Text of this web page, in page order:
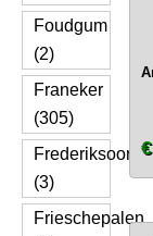
Foudgum
(2)
Franeker
(305)
Frederiksoord
(3)
Frieschepalen